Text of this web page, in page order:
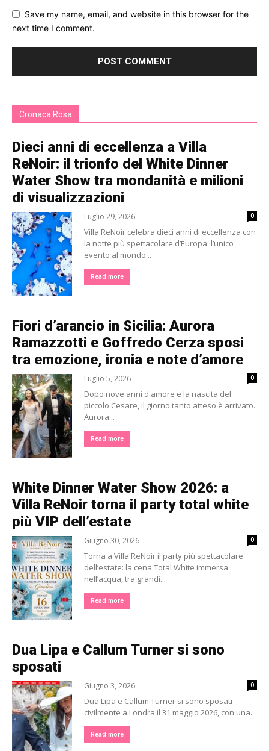
Save my name, email, and website in this browser for the
next time I comment.
Cronaca Rosa
Dieci anni di eccellenza a Villa
ReNoir: il trionfo del White Dinner
Water Show tra mondanità e milioni
di visualizzazioni
Luglio 29, 2026 0
Villa ReNoir celebra dieci anni di eccellenza con
la notte più spettacolare d’Europa: l’unico
evento al mondo...
Read more
Fiori d’arancio in Sicilia: Aurora
Ramazzotti e Goffredo Cerza sposi
tra emozione, ironia e note d’amore
Luglio 5, 2026 0
Dopo nove anni d'amore e la nascita del
piccolo Cesare, il giorno tanto atteso è arrivato.
Aurora...
Read more
White Dinner Water Show 2026: a
Villa ReNoir torna il party total white
più VIP dell’estate
Giugno 30, 2026 0
Torna a Villa ReNoir il party più spettacolare
dell’estate: la cena Total White immersa
nell’acqua, tra grandi...
Read more
Dua Lipa e Callum Turner si sono
sposati
Giugno 3, 2026 0
Dua Lipa e Callum Turner si sono sposati
civilmente a Londra il 31 maggio 2026, con una...
Read more